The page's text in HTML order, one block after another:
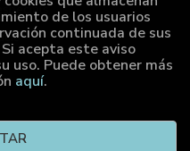
Drets Reservats |
de los usuarios
continuada de sus
acepta este aviso
uso. Puede obtener más
aquí.